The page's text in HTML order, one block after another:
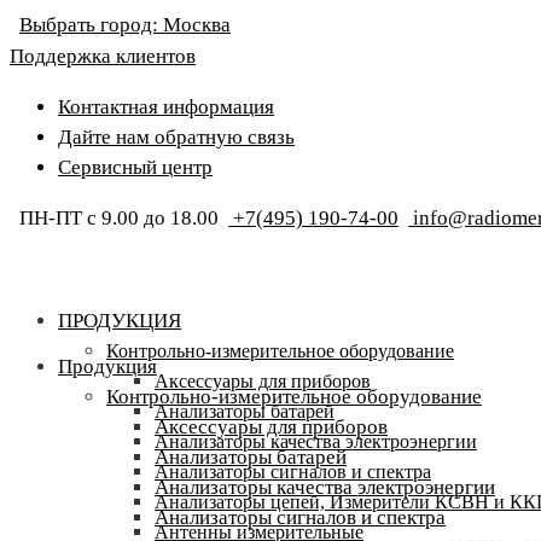
Выбрать город: Москва
Поддержка клиентов
Контактная информация
Дайте нам обратную связь
Сервисный центр
ПН-ПТ с 9.00 до 18.00 +7(495) 190-74-00
ПРОДУКЦИЯ
Контрольно-измерительное оборудование
Аксессуары для приборов
Анализаторы батарей
Анализаторы качества электроэнергии
Анализаторы сигналов и спектра
Анализаторы цепей, Измерители КСВН и
Антенны измерительные
Продукция
Контрольно-измерительное оборудование
Аксессуары для приборов
Анализаторы батарей
Анализаторы качества электроэнергии
Анализаторы сигналов и спектра